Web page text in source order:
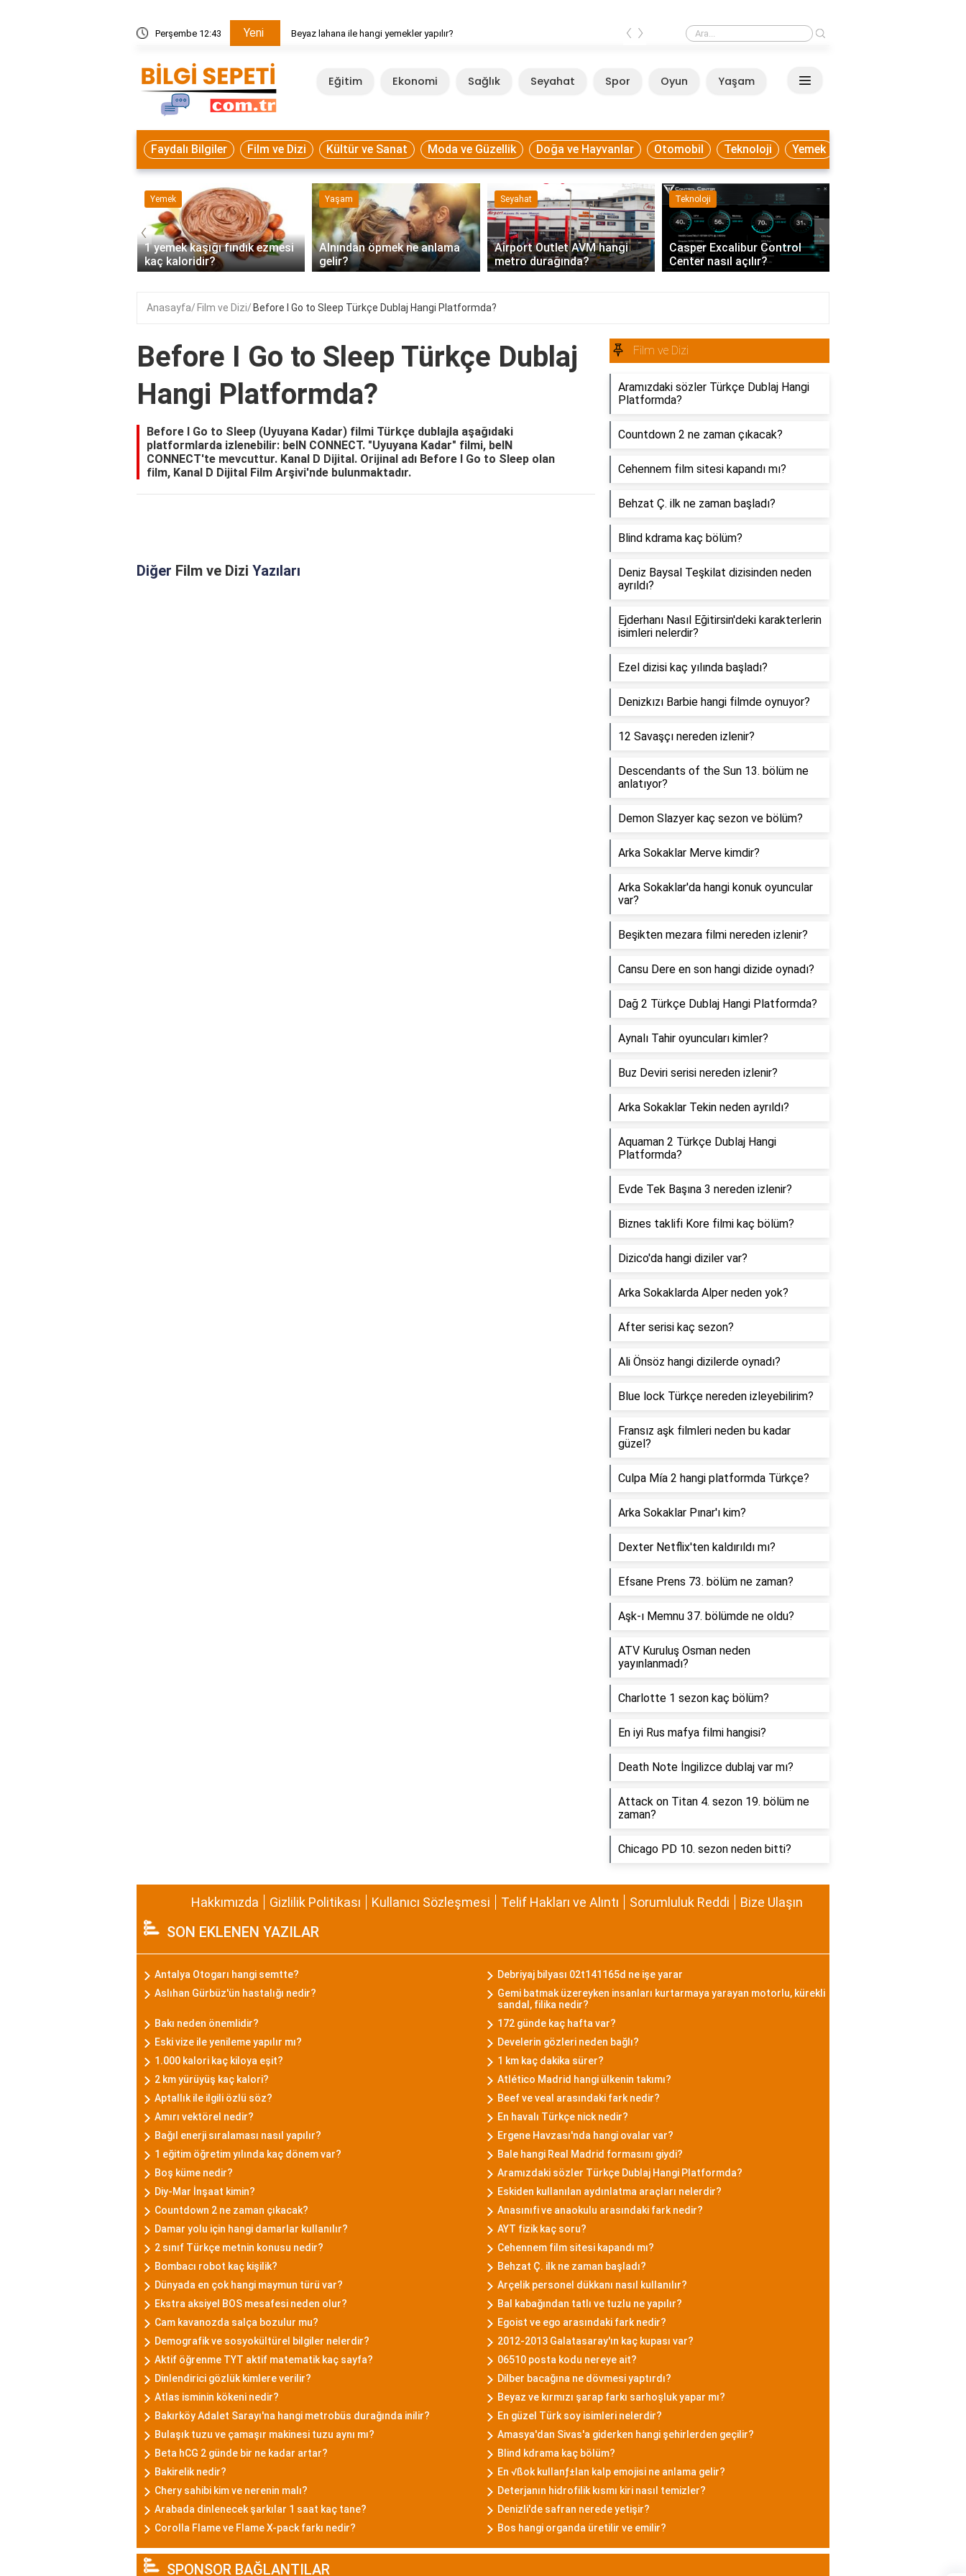
Perşembe 12:43 Yeni Beyaz lahana ile hangi yemekler yapılır? Diyette haşlanmış patates yenir mi?
‹ ›
Eğitim Ekonomi Sağlık Seyahat Spor Oyun Yaşam
Faydalı Bilgiler Film ve Dizi Kültür ve Sanat Moda ve Güzellik Doğa ve Hayvanlar Otomobil Teknoloji Yemek
Yemek
1 yemek kaşığı fındık ezmesi
kaç kaloridir?
Yaşam
Alnından öpmek ne anlama
gelir?
Seyahat
Airport Outlet AVM hangi
metro durağında?
Teknoloji
Casper Excalibur Control
Center nasıl açılır?
‹ ›
Anasayfa Film ve Dizi Before I Go to Sleep Türkçe Dublaj Hangi Platformda?
Before I Go to Sleep Türkçe Dublaj
Hangi Platformda?
Before I Go to Sleep (Uyuyana Kadar) filmi Türkçe dublajla aşağıdaki
platformlarda izlenebilir: beIN CONNECT. "Uyuyana Kadar" filmi, beIN
CONNECT'te mevcuttur. Kanal D Dijital. Orijinal adı Before I Go to Sleep olan
film, Kanal D Dijital Film Arşivi'nde bulunmaktadır.
Diğer Film ve Dizi Yazıları
Film ve Dizi
Aramızdaki sözler Türkçe Dublaj Hangi
Platformda?
Countdown 2 ne zaman çıkacak?
Cehennem film sitesi kapandı mı?
Behzat Ç. ilk ne zaman başladı?
Blind kdrama kaç bölüm?
Deniz Baysal Teşkilat dizisinden neden
ayrıldı?
Ejderhanı Nasıl Eğitirsin'deki karakterlerin
isimleri nelerdir?
Ezel dizisi kaç yılında başladı?
Denizkızı Barbie hangi filmde oynuyor?
12 Savaşçı nereden izlenir?
Descendants of the Sun 13. bölüm ne
anlatıyor?
Demon Slazyer kaç sezon ve bölüm?
Arka Sokaklar Merve kimdir?
Arka Sokaklar'da hangi konuk oyuncular
var?
Beşikten mezara filmi nereden izlenir?
Cansu Dere en son hangi dizide oynadı?
Dağ 2 Türkçe Dublaj Hangi Platformda?
Aynalı Tahir oyuncuları kimler?
Buz Deviri serisi nereden izlenir?
Arka Sokaklar Tekin neden ayrıldı?
Aquaman 2 Türkçe Dublaj Hangi
Platformda?
Evde Tek Başına 3 nereden izlenir?
Biznes taklifi Kore filmi kaç bölüm?
Dizico'da hangi diziler var?
Arka Sokaklarda Alper neden yok?
After serisi kaç sezon?
Ali Önsöz hangi dizilerde oynadı?
Blue lock Türkçe nereden izleyebilirim?
Fransız aşk filmleri neden bu kadar
güzel?
Culpa Mía 2 hangi platformda Türkçe?
Arka Sokaklar Pınar'ı kim?
Dexter Netflix'ten kaldırıldı mı?
Efsane Prens 73. bölüm ne zaman?
Aşk-ı Memnu 37. bölümde ne oldu?
ATV Kuruluş Osman neden
yayınlanmadı?
Charlotte 1 sezon kaç bölüm?
En iyi Rus mafya filmi hangisi?
Death Note İngilizce dublaj var mı?
Attack on Titan 4. sezon 19. bölüm ne
zaman?
Chicago PD 10. sezon neden bitti?
Hakkımızda Gizlilik Politikası Kullanıcı Sözleşmesi Telif Hakları ve Alıntı Sorumluluk Reddi Bize Ulaşın
SON EKLENEN YAZILAR
Antalya Otogarı hangi semtte?
Debriyaj bilyası 02t141165d ne işe yarar
Aslıhan Gürbüz'ün hastalığı nedir?
Gemi batmak üzereyken insanları kurtarmaya yarayan motorlu, kürekli
sandal, filika nedir?
Bakı neden önemlidir?
172 günde kaç hafta var?
Eski vize ile yenileme yapılır mı?
Develerin gözleri neden bağlı?
1.000 kalori kaç kiloya eşit?
1 km kaç dakika sürer?
2 km yürüyüş kaç kalori?
Atlético Madrid hangi ülkenin takımı?
Aptallık ile ilgili özlü söz?
Beef ve veal arasındaki fark nedir?
Amırı vektörel nedir?
En havalı Türkçe nick nedir?
Bağıl enerji sıralaması nasıl yapılır?
Ergene Havzası'nda hangi ovalar var?
1 eğitim öğretim yılında kaç dönem var?
Bale hangi Real Madrid formasını giydi?
Boş küme nedir?
Aramızdaki sözler Türkçe Dublaj Hangi Platformda?
Diy-Mar İnşaat kimin?
Eskiden kullanılan aydınlatma araçları nelerdir?
Countdown 2 ne zaman çıkacak?
Anasınıfi ve anaokulu arasındaki fark nedir?
Damar yolu için hangi damarlar kullanılır?
AYT fizik kaç soru?
2 sınıf Türkçe metnin konusu nedir?
Cehennem film sitesi kapandı mı?
Bombacı robot kaç kişilik?
Behzat Ç. ilk ne zaman başladı?
Dünyada en çok hangi maymun türü var?
Arçelik personel dükkanı nasıl kullanılır?
Ekstra aksiyel BOS mesafesi neden olur?
Bal kabağından tatlı ve tuzlu ne yapılır?
Cam kavanozda salça bozulur mu?
Egoist ve ego arasındaki fark nedir?
Demografik ve sosyokültürel bilgiler nelerdir?
2012-2013 Galatasaray'ın kaç kupası var?
Aktif öğrenme TYT aktif matematik kaç sayfa?
06510 posta kodu nereye ait?
Dinlendirici gözlük kimlere verilir?
Dilber bacağına ne dövmesi yaptırdı?
Atlas isminin kökeni nedir?
Beyaz ve kırmızı şarap farkı sarhoşluk yapar mı?
Bakırköy Adalet Sarayı'na hangi metrobüs durağında inilir?
En güzel Türk soy isimleri nelerdir?
Bulaşık tuzu ve çamaşır makinesi tuzu aynı mı?
Amasya'dan Sivas'a giderken hangi şehirlerden geçilir?
Beta hCG 2 günde bir ne kadar artar?
Blind kdrama kaç bölüm?
Bakirelik nedir?
En √ßok kullanƒ±lan kalp emojisi ne anlama gelir?
Chery sahibi kim ve nerenin malı?
Deterjanın hidrofilik kısmı kiri nasıl temizler?
Arabada dinlenecek şarkılar 1 saat kaç tane?
Denizli'de safran nerede yetişir?
Corolla Flame ve Flame X-pack farkı nedir?
Bos hangi organda üretilir ve emilir?
SPONSOR BAĞLANTILAR